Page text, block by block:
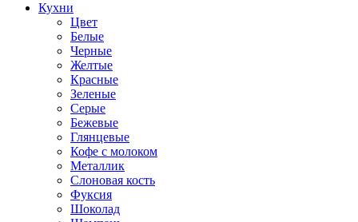
Кухни
Цвет
Белые
Черные
Желтые
Красные
Зеленые
Серые
Бежевые
Глянцевые
Кофе с молоком
Металлик
Слоновая кость
Фуксия
Шоколад